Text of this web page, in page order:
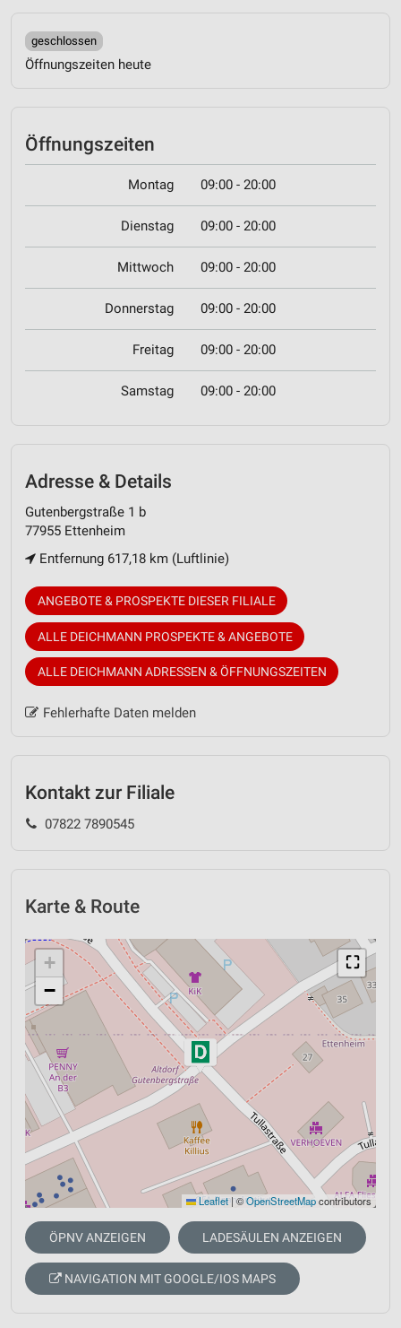
geschlossen
Öffnungszeiten heute
Öffnungszeiten
Montag 09:00 - 20:00
Dienstag 09:00 - 20:00
Mittwoch 09:00 - 20:00
Donnerstag 09:00 - 20:00
Freitag 09:00 - 20:00
Samstag 09:00 - 20:00
Adresse & Details
Gutenbergstraße 1 b
77955 Ettenheim
Entfernung 617,18 km (Luftlinie)
ANGEBOTE & PROSPEKTE DIESER FILIALE
ALLE DEICHMANN PROSPEKTE & ANGEBOTE
ALLE DEICHMANN ADRESSEN & ÖFFNUNGSZEITEN
Fehlerhafte Daten melden
Kontakt zur Filiale
07822 7890545
Karte & Route
⛶
+
−
Leaflet |©OpenStreetMapcontributors
ÖPNV ANZEIGEN LADESÄULEN ANZEIGEN
NAVIGATION MIT GOOGLE/IOS MAPS